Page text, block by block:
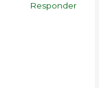
Responder